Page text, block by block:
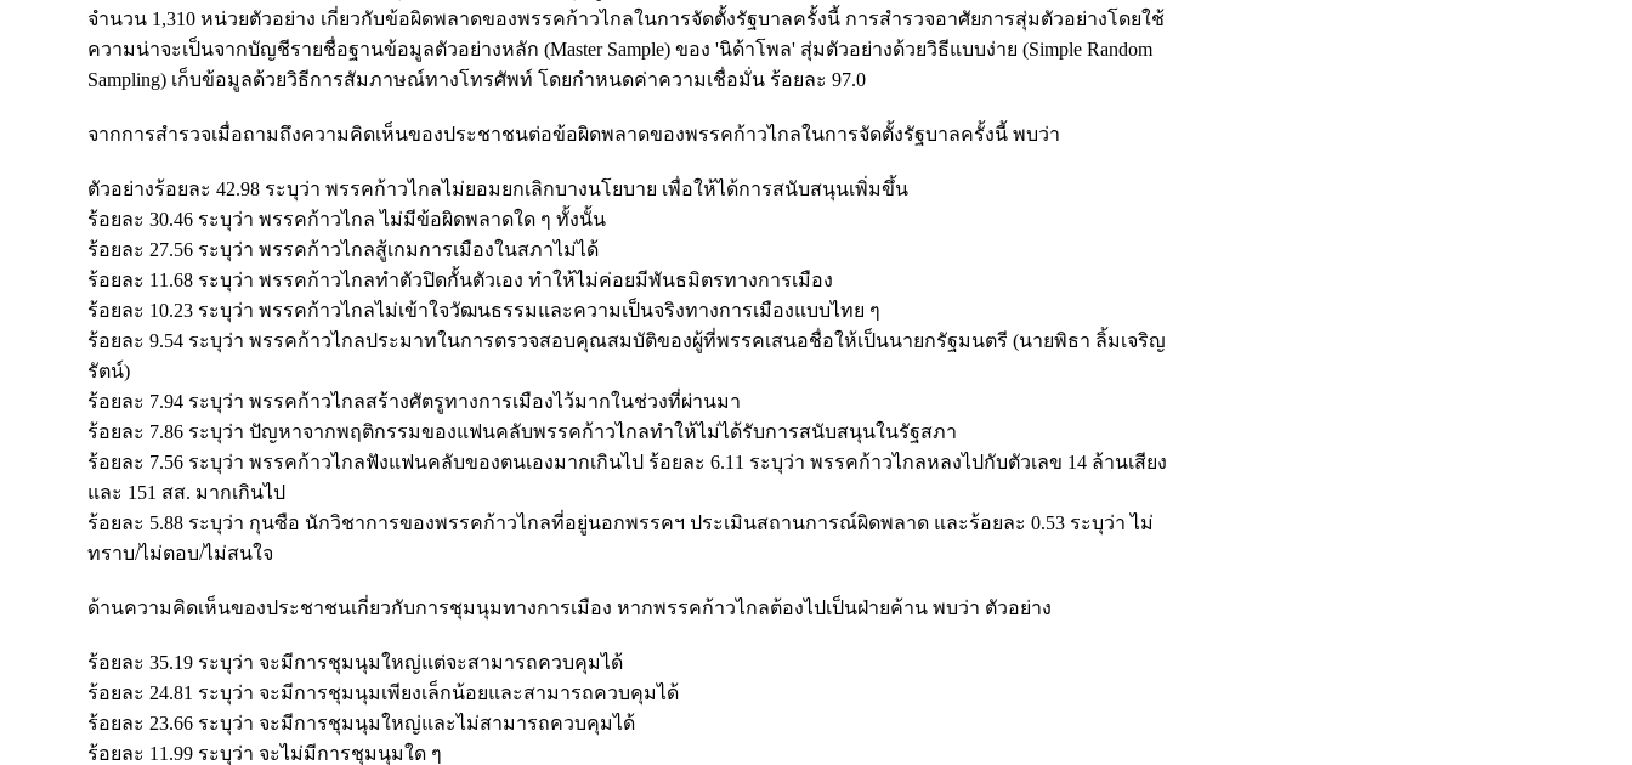
จำนวน 1,310 หน่วยตัวอย่าง เกี่ยวกับข้อผิดพลาดของพรรคก้าวไกลในการจัดตั้งรัฐบาลครั้งนี้ การสำรวจอาศัยการสุ่มตัวอย่างโดยใช้
ความน่าจะเป็นจากบัญชีรายชื่อฐานข้อมูลตัวอย่างหลัก (Master Sample) ของ 'นิด้าโพล' สุ่มตัวอย่างด้วยวิธีแบบง่าย (Simple Random
Sampling) เก็บข้อมูลด้วยวิธีการสัมภาษณ์ทางโทรศัพท์ โดยกำหนดค่าความเชื่อมั่น ร้อยละ 97.0
จากการสำรวจเมื่อถามถึงความคิดเห็นของประชาชนต่อข้อผิดพลาดของพรรคก้าวไกลในการจัดตั้งรัฐบาลครั้งนี้ พบว่า
ตัวอย่างร้อยละ 42.98 ระบุว่า พรรคก้าวไกลไม่ยอมยกเลิกบางนโยบาย เพื่อให้ได้การสนับสนุนเพิ่มขึ้น
ร้อยละ 30.46 ระบุว่า พรรคก้าวไกล ไม่มีข้อผิดพลาดใด ๆ ทั้งนั้น
ร้อยละ 27.56 ระบุว่า พรรคก้าวไกลสู้เกมการเมืองในสภาไม่ได้
ร้อยละ 11.68 ระบุว่า พรรคก้าวไกลทำตัวปิดกั้นตัวเอง ทำให้ไม่ค่อยมีพันธมิตรทางการเมือง
ร้อยละ 10.23 ระบุว่า พรรคก้าวไกลไม่เข้าใจวัฒนธรรมและความเป็นจริงทางการเมืองแบบไทย ๆ
ร้อยละ 9.54 ระบุว่า พรรคก้าวไกลประมาทในการตรวจสอบคุณสมบัติของผู้ที่พรรคเสนอชื่อให้เป็นนายกรัฐมนตรี (นายพิธา ลิ้มเจริญ
รัตน์)
ร้อยละ 7.94 ระบุว่า พรรคก้าวไกลสร้างศัตรูทางการเมืองไว้มากในช่วงที่ผ่านมา
ร้อยละ 7.86 ระบุว่า ปัญหาจากพฤติกรรมของแฟนคลับพรรคก้าวไกลทำให้ไม่ได้รับการสนับสนุนในรัฐสภา
ร้อยละ 7.56 ระบุว่า พรรคก้าวไกลฟังแฟนคลับของตนเองมากเกินไป ร้อยละ 6.11 ระบุว่า พรรคก้าวไกลหลงไปกับตัวเลข 14 ล้านเสียง
และ 151 สส. มากเกินไป
ร้อยละ 5.88 ระบุว่า กุนซือ นักวิชาการของพรรคก้าวไกลที่อยู่นอกพรรคฯ ประเมินสถานการณ์ผิดพลาด และร้อยละ 0.53 ระบุว่า ไม่
ทราบ/ไม่ตอบ/ไม่สนใจ
ด้านความคิดเห็นของประชาชนเกี่ยวกับการชุมนุมทางการเมือง หากพรรคก้าวไกลต้องไปเป็นฝ่ายค้าน พบว่า ตัวอย่าง
ร้อยละ 35.19 ระบุว่า จะมีการชุมนุมใหญ่แต่จะสามารถควบคุมได้
ร้อยละ 24.81 ระบุว่า จะมีการชุมนุมเพียงเล็กน้อยและสามารถควบคุมได้
ร้อยละ 23.66 ระบุว่า จะมีการชุมนุมใหญ่และไม่สามารถควบคุมได้
ร้อยละ 11.99 ระบุว่า จะไม่มีการชุมนุมใด ๆ